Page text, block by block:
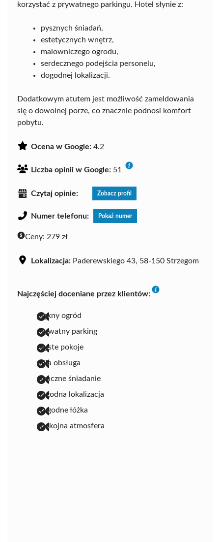
korzystać z prywatnego parkingu. Hotel słynie z:
pysznych śniadań,
estetycznych wnętrz,
malowniczego ogrodu,
serdecznego podejścia personelu,
dogodnej lokalizacji.
Dodatkowym atutem jest możliwość zameldowania
się o dowolnej porze, co znacznie podnosi komfort
pobytu.
Ocena w Google: 4.2
Liczba opinii w Google: 51
Czytaj opinie: Zobacz profil
Numer telefonu: Pokaż numer
Ceny: 279 zł
Lokalizacja: Paderewskiego 43, 58-150 Strzegom
Najczęściej doceniane przez klientów:
piękny ogród
prywatny parking
czyste pokoje
miła obsługa
smaczne śniadanie
dogodna lokalizacja
wygodne łóżka
spokojna atmosfera